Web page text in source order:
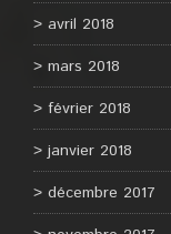
avril 2018
mars 2018
février 2018
janvier 2018
décembre 2017